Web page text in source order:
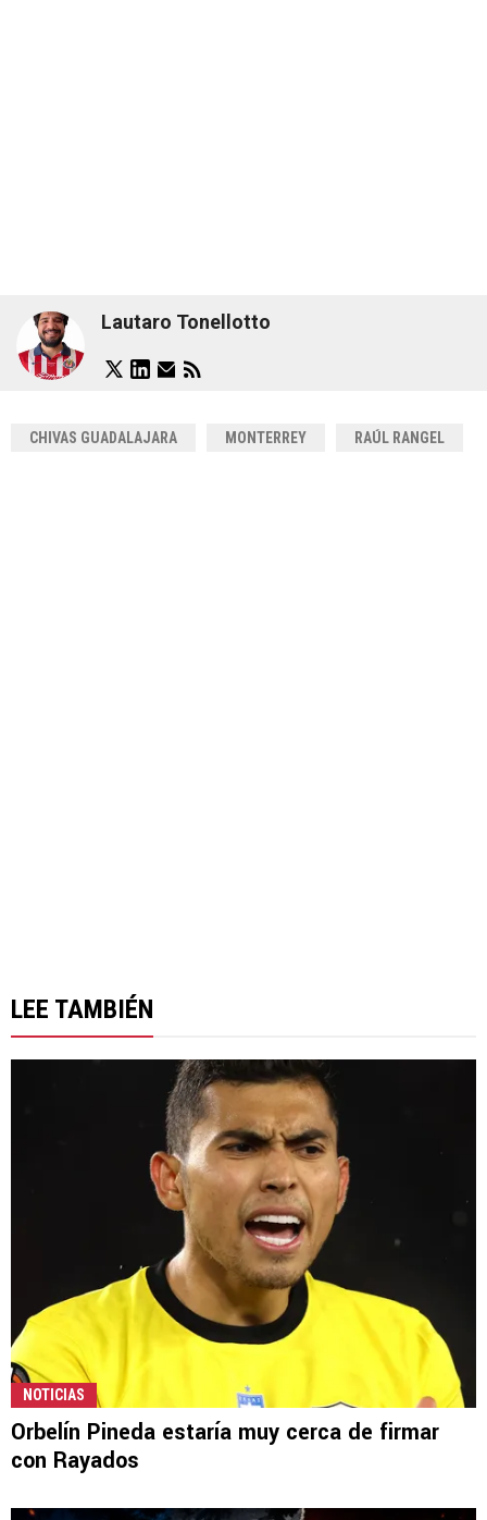
Lautaro Tonellotto
CHIVAS GUADALAJARA MONTERREY RAÚL RANGEL
LEE TAMBIÉN
NOTICIAS
Orbelín Pineda estaría muy cerca de firmar
con Rayados